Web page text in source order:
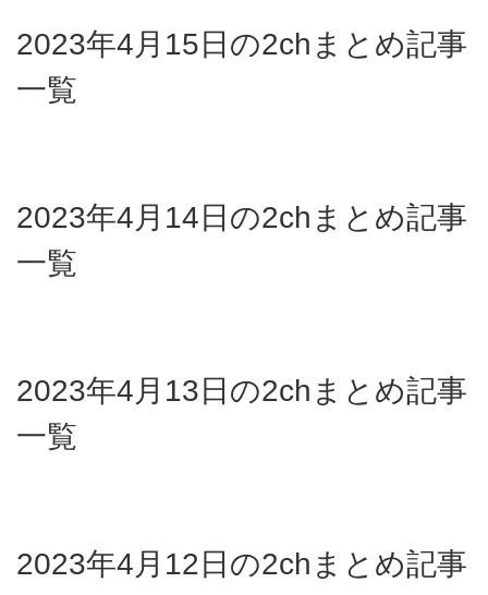
2023年4月15日の2chまとめ記事
一覧
2023年4月14日の2chまとめ記事
一覧
2023年4月13日の2chまとめ記事
一覧
2023年4月12日の2chまとめ記事